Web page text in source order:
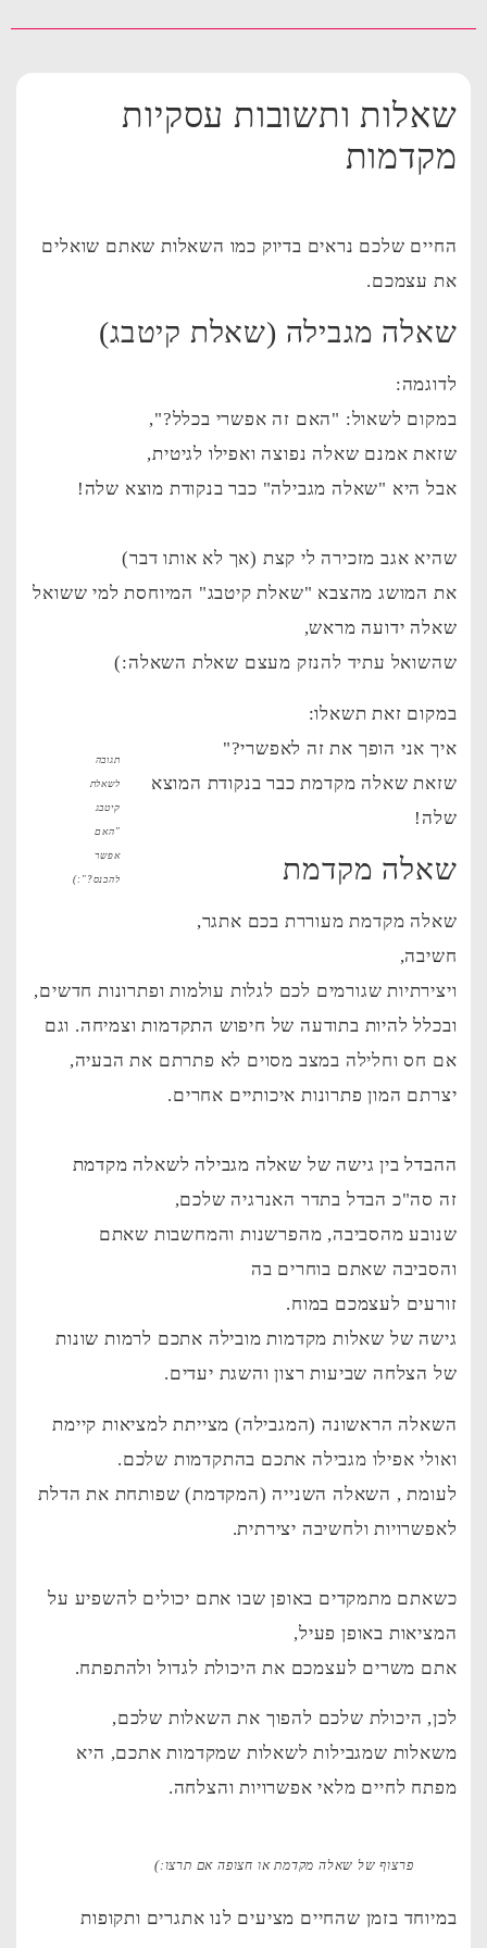
שאלות ותשובות עסקיות
מקדמות
החיים שלכם נראים בדיוק כמו השאלות שאתם שואלים
את עצמכם.
שאלה מגבילה (שאלת קיטבג)
לדוגמה:
במקום לשאול: "האם זה אפשרי בכלל?",
שזאת אמנם שאלה נפוצה ואפילו לגיטית,
אבל היא "שאלה מגבילה" כבר בנקודת מוצא שלה!
שהיא אגב מזכירה לי קצת (אך לא אותו דבר)
את המושג מהצבא "שאלת קיטבג" המיוחסת למי ששואל
שאלה ידועה מראש,
שהשואל עתיד להנזק מעצם שאלת השאלה:)
תגובה
לשאלת
קיטבג
"האם
אפשר
להכנס?":)
במקום זאת תשאלו:
איך אני הופך את זה לאפשרי?"
שזאת שאלה מקדמת כבר בנקודת המוצא
שלה!
שאלה מקדמת
שאלה מקדמת מעוררת בכם אתגר,
חשיבה,
ויצירתיות שגורמים לכם לגלות עולמות ופתרונות חדשים,
ובכלל להיות בתודעה של חיפוש התקדמות וצמיחה. וגם
אם חס וחלילה במצב מסוים לא פתרתם את הבעיה,
יצרתם המון פתרונות איכותיים אחרים.
ההבדל בין גישה של שאלה מגבילה לשאלה מקדמת
זה סה"כ הבדל בתדר האנרגיה שלכם,
שנובע מהסביבה, מהפרשנות והמחשבות שאתם
והסביבה שאתם בוחרים בה
זורעים לעצמכם במוח.
גישה של שאלות מקדמות מובילה אתכם לרמות שונות
של הצלחה שביעות רצון והשגת יעדים.
השאלה הראשונה (המגבילה) מצייתת למציאות קיימת
ואולי אפילו מגבילה אתכם בהתקדמות שלכם.
לעומת , השאלה השנייה (המקדמת) שפותחת את הדלת
לאפשרויות ולחשיבה יצירתית.
כשאתם מתמקדים באופן שבו אתם יכולים להשפיע על
המציאות באופן פעיל,
אתם משרים לעצמכם את היכולת לגדול ולהתפתח.
לכן, היכולת שלכם להפוך את השאלות שלכם,
משאלות שמגבילות לשאלות שמקדמות אתכם, היא
מפתח לחיים מלאי אפשרויות והצלחה.
פרצוף של שאלה מקדמת או חצופה אם תרצו:)
במיוחד בזמן שהחיים מציעים לנו אתגרים ותקופות